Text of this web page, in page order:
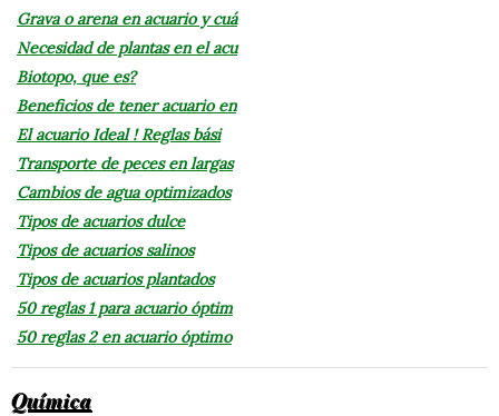
Grava o arena en acuario y cuá
Necesidad de plantas en el acu
Biotopo, que es?
Beneficios de tener acuario en
El acuario Ideal ! Reglas bási
Transporte de peces en largas
Cambios de agua optimizados
Tipos de acuarios dulce
Tipos de acuarios salinos
Tipos de acuarios plantados
50 reglas 1 para acuario óptim
50 reglas 2 en acuario óptimo
Química